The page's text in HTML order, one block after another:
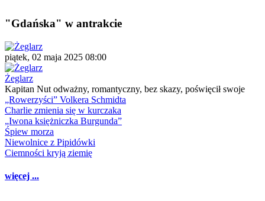
"Gdańska" w antrakcie
piątek, 02 maja 2025 08:00
Żeglarz
Kapitan Nut odważny, romantyczny, bez skazy, poświęcił swoje
„Rowerzyści” Volkera Schmidta
Charlie zmienia się w kurczaka
„Iwona księżniczka Burgunda”
Śpiew morza
Niewolnice z Pipidówki
Ciemności kryją ziemię
więcej ...